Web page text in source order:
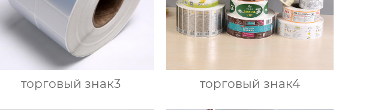
торговый знак3 торговый знак4